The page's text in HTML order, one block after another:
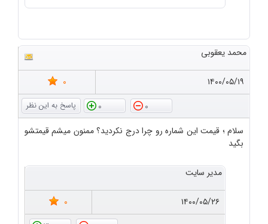
محمد یعقوبی
۱۴۰۰/۰۵/۱۹
0
0
0
سلام ؛ قیمت این شماره رو چرا درج نکردید؟ ممنون میشم قیمتشو
بگید
مدیر سایت
۱۴۰۰/۰۵/۲۶
0